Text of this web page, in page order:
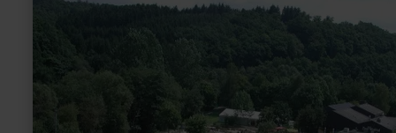
Landal
Wirfttal